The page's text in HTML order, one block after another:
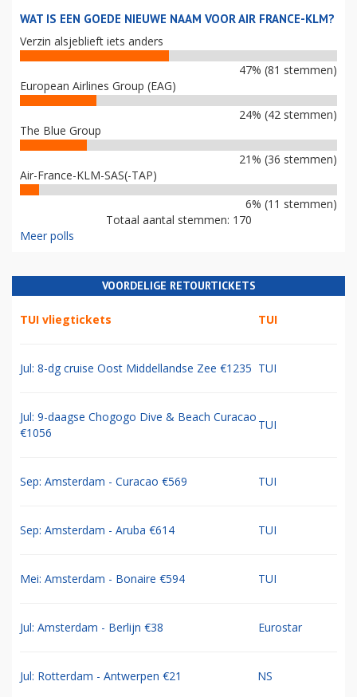
WAT IS EEN GOEDE NIEUWE NAAM VOOR AIR FRANCE-KLM?
Verzin alsjeblieft iets anders
47% (81 stemmen)
European Airlines Group (EAG)
24% (42 stemmen)
The Blue Group
21% (36 stemmen)
Air-France-KLM-SAS(-TAP)
6% (11 stemmen)
Totaal aantal stemmen: 170
Meer polls
VOORDELIGE RETOURTICKETS
TUI vliegtickets TUI
Jul: 8-dg cruise Oost Middellandse Zee €1235 TUI
Jul: 9-daagse Chogogo Dive & Beach Curacao
€1056
TUI
Sep: Amsterdam - Curacao €569 TUI
Sep: Amsterdam - Aruba €614 TUI
Mei: Amsterdam - Bonaire €594 TUI
Jul: Amsterdam - Berlijn €38 Eurostar
Jul: Rotterdam - Antwerpen €21 NS